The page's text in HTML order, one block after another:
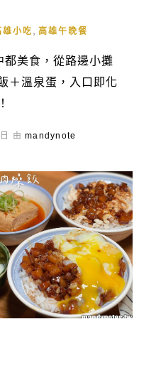
雄小吃 高雄午晚餐
都美食，從路邊小攤
＋溫泉蛋，入口即化
由mandynote